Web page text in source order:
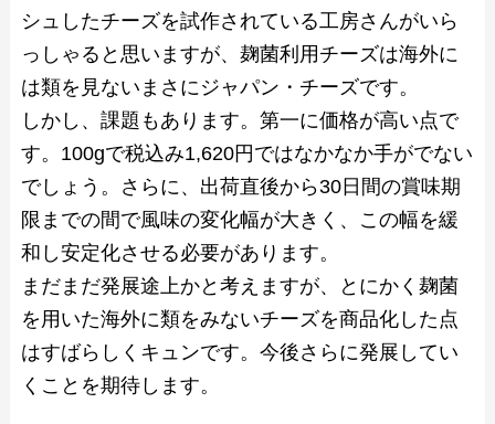
シュしたチーズを試作されている工房さんがいら
っしゃると思いますが、麹菌利用チーズは海外に
は類を見ないまさにジャパン・チーズです。
しかし、課題もあります。第一に価格が高い点で
す。100gで税込み1,620円ではなかなか手がでない
でしょう。さらに、出荷直後から30日間の賞味期
限までの間で風味の変化幅が大きく、この幅を緩
和し安定化させる必要があります。
まだまだ発展途上かと考えますが、とにかく麹菌
を用いた海外に類をみないチーズを商品化した点
はすばらしくキュンです。今後さらに発展してい
くことを期待します。